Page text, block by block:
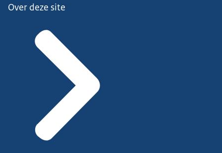
Over deze site